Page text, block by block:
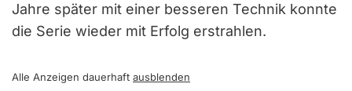
Jahre später mit einer besseren Technik konnte
die Serie wieder mit Erfolg erstrahlen.
Alle Anzeigen dauerhaft ausblenden